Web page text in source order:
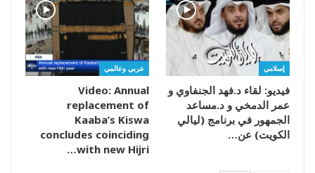
إسلامي
فيديو: لقاء د.فهد الجنفاوي و
عمر الدمخي و د.مساعد
الجمهور في برنامج (ليالي
الكويت) عن…
عربي وعالمي
Video: Annual
replacement of
Kaaba’s Kiswa
concludes coinciding
with new Hijri…